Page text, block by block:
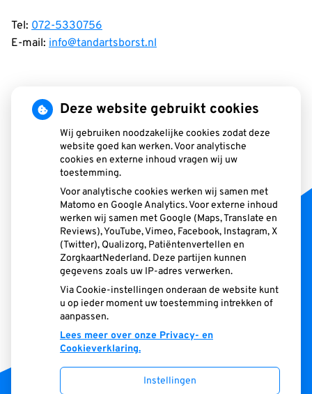
Tel: 072-5330756
E-mail: info@tandartsborst.nl
Openingstijden
08.15-17.00
08.15-17.00
Woensdag:
08.15-17.00
Donderdag: 08.15-17.00
08.30-13.00
Telefonische bereikbaarheid
08.30-11.30 / 13.30-16.00
Woensdag:
08.30-11.30 / 13.30-16.00
Donderdag:
08.30-11.30 / 13.30-16.00
08.30-11.00
Deze website gebruikt cookies
Wij gebruiken noodzakelijke cookies zodat deze
website goed kan werken. Voor analytische
cookies en externe inhoud vragen wij uw
toestemming.
Voor analytische cookies werken wij samen met
Matomo en Google Analytics. Voor externe inhoud
werken wij samen met Google (Maps, Translate en
Reviews), YouTube, Vimeo, Facebook, Instagram, X
(Twitter), Qualizorg, Patiëntenvertellen en
ZorgkaartNederland. Deze partijen kunnen
gegevens zoals uw IP-adres verwerken.
Via Cookie-instellingen onderaan de website kunt
u op ieder moment uw toestemming intrekken of
aanpassen.
Lees meer over onze Privacy- en
Cookieverklaring.
Instellingen